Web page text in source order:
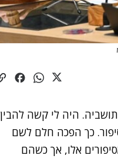
היה לי קשה להבין
כך הפכה חלם לשם
אלו, אך כשהם